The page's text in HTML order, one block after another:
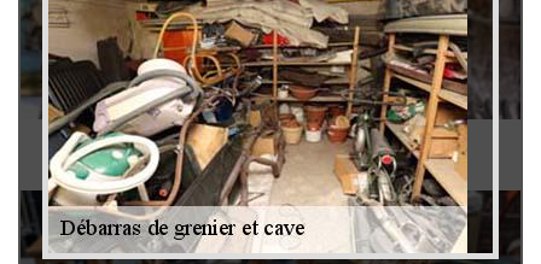
Antiquaire 79